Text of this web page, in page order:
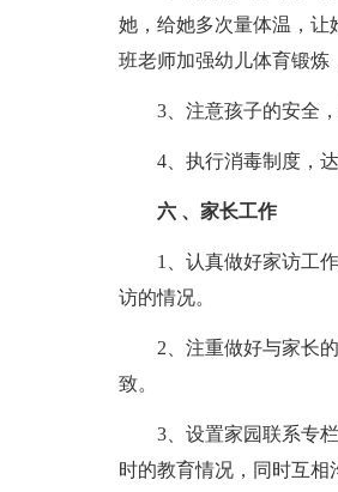
她，给她多次量体温，让
班老师加强幼儿体育锻炼
3、注意孩子的安全
4、执行消毒制度，
六 、家长工作
1、认真做好家访工
访的情况。
2、注重做好与家长
致。
3、设置家园联系专
时的教育情况，同时互